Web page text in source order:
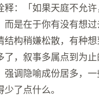
：「如果天庭不允
是在于你有没有想
构稍嫌松散，有种
，叙事多属点到为
调隐喻成份居多，
了点什么。